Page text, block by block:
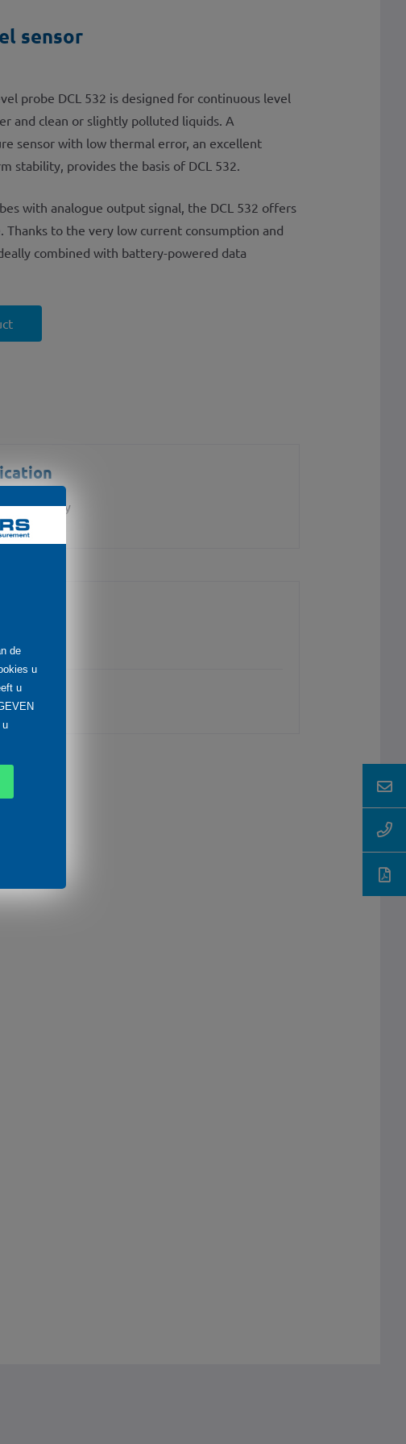
sensor
probe DCL 532 is designed for continuous level
and clean or slightly polluted liquids. A
sensor with low thermal error, an excellent
stability, provides the basis of DCL 532.
with analogue output signal, the DCL 532 offers
Thanks to the very low current consumption and
combined with battery-powered data
industry
de
u
u
u